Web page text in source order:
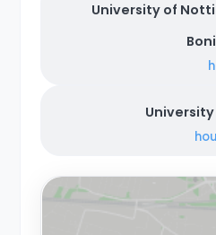
University of